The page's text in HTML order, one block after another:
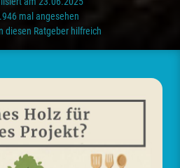
mal angesehen
diesen Ratgeber hilfreich